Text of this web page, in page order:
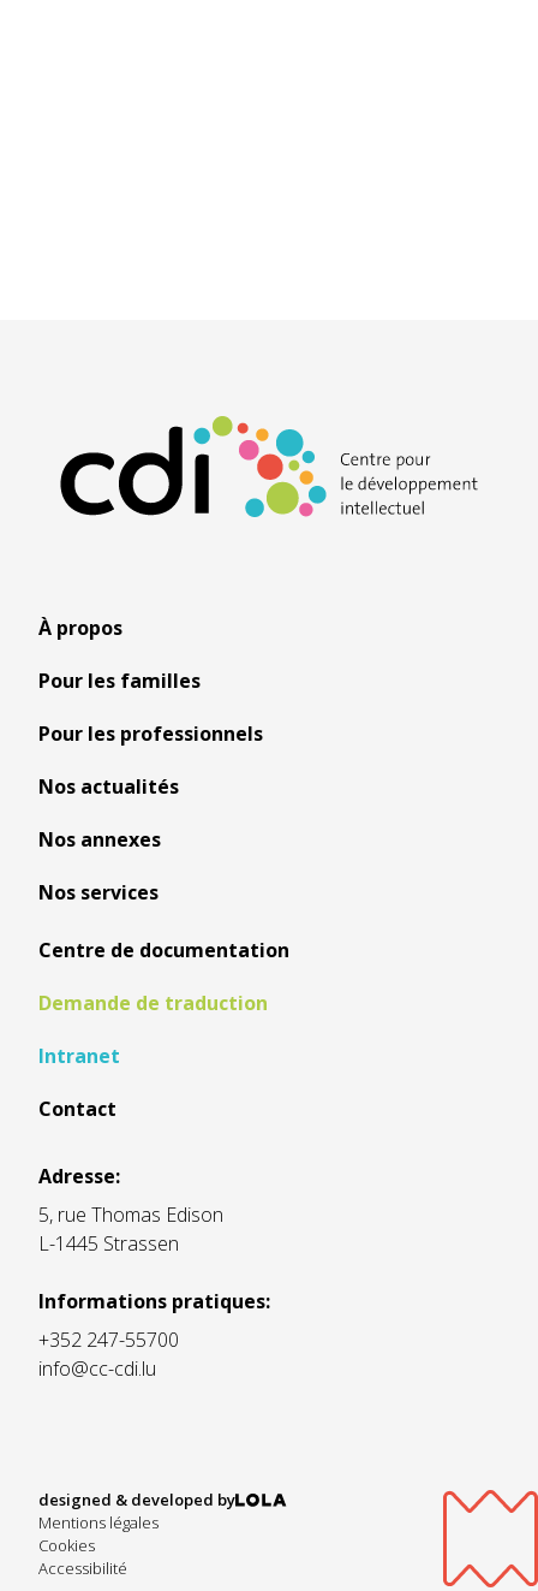
À propos
Pour les familles
Pour les professionnels
Nos actualités
Nos annexes
Nos services
Centre de documentation
Demande de traduction
Intranet
Contact
Adresse:
5, rue Thomas Edison
L-1445 Strassen
Informations pratiques:
+352 247-55700
info@cc-cdi.lu
designed & developed by
Mentions légales
Cookies
Accessibilité